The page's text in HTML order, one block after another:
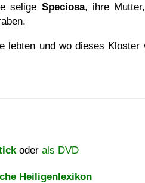
selige Speciosa, ihre
lebten und wo dieses Kloster
oder als DVD
Heiligenlexikon